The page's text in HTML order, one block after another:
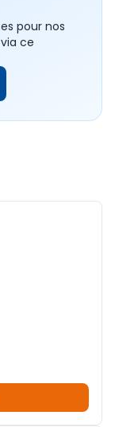
pour nos
ce